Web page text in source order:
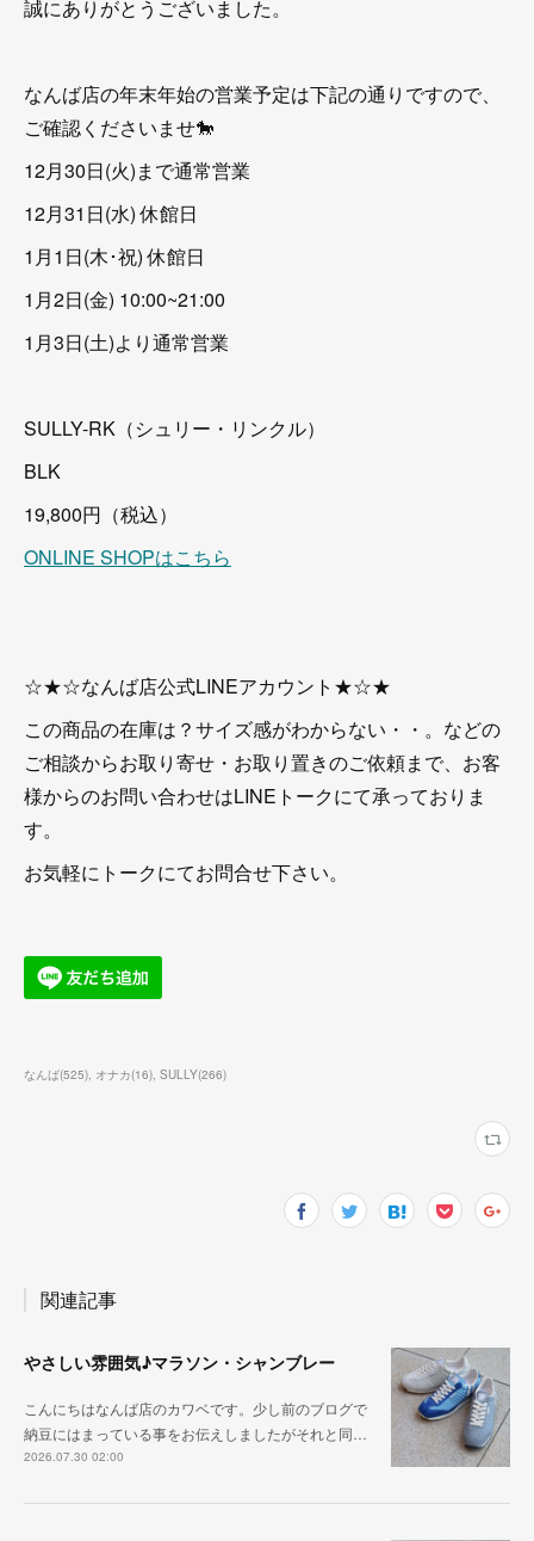
誠にありがとうございました。
なんば店の年末年始の営業予定は下記の通りですので、
ご確認くださいませ🐎
12月30日(火)まで通常営業
12月31日(水) 休館日
1月1日(木･祝) 休館日
1月2日(金) 10:00~21:00
1月3日(土)より通常営業
SULLY-RK（シュリー・リンクル）
BLK
19,800円（税込）
ONLINE SHOPはこちら
☆★☆なんば店公式LINEアカウント★☆★
この商品の在庫は？サイズ感がわからない・・。などの
ご相談からお取り寄せ・お取り置きのご依頼まで、お客
様からのお問い合わせはLINEトークにて承っておりま
す。
お気軽にトークにてお問合せ下さい。
なんば(525) オナカ(16) SULLY(266)
関連記事
やさしい雰囲気♪マラソン・シャンブレー
こんにちはなんば店のカワベです。少し前のブログで
納豆にはまっている事をお伝えしましたがそれと同…
2026.07.30 02:00